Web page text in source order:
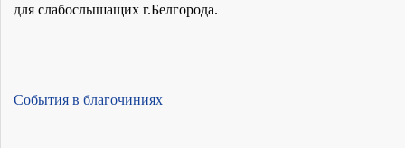
для слабослышащих г.Белгорода.
События в благочиниях